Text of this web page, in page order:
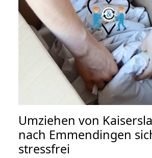
Umziehen von
nach Emmendingen
stressfrei